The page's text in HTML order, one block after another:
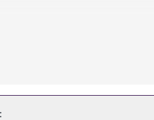
teakonyhák,
a közelben és parkolás a